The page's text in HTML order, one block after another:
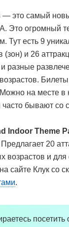
— это самый
Это огромный
Тут есть 9
(зон) и 26
разные
Можно на месте
бывают со
Indoor Theme
20
возрастов и
сайте Клук со
.
посетить